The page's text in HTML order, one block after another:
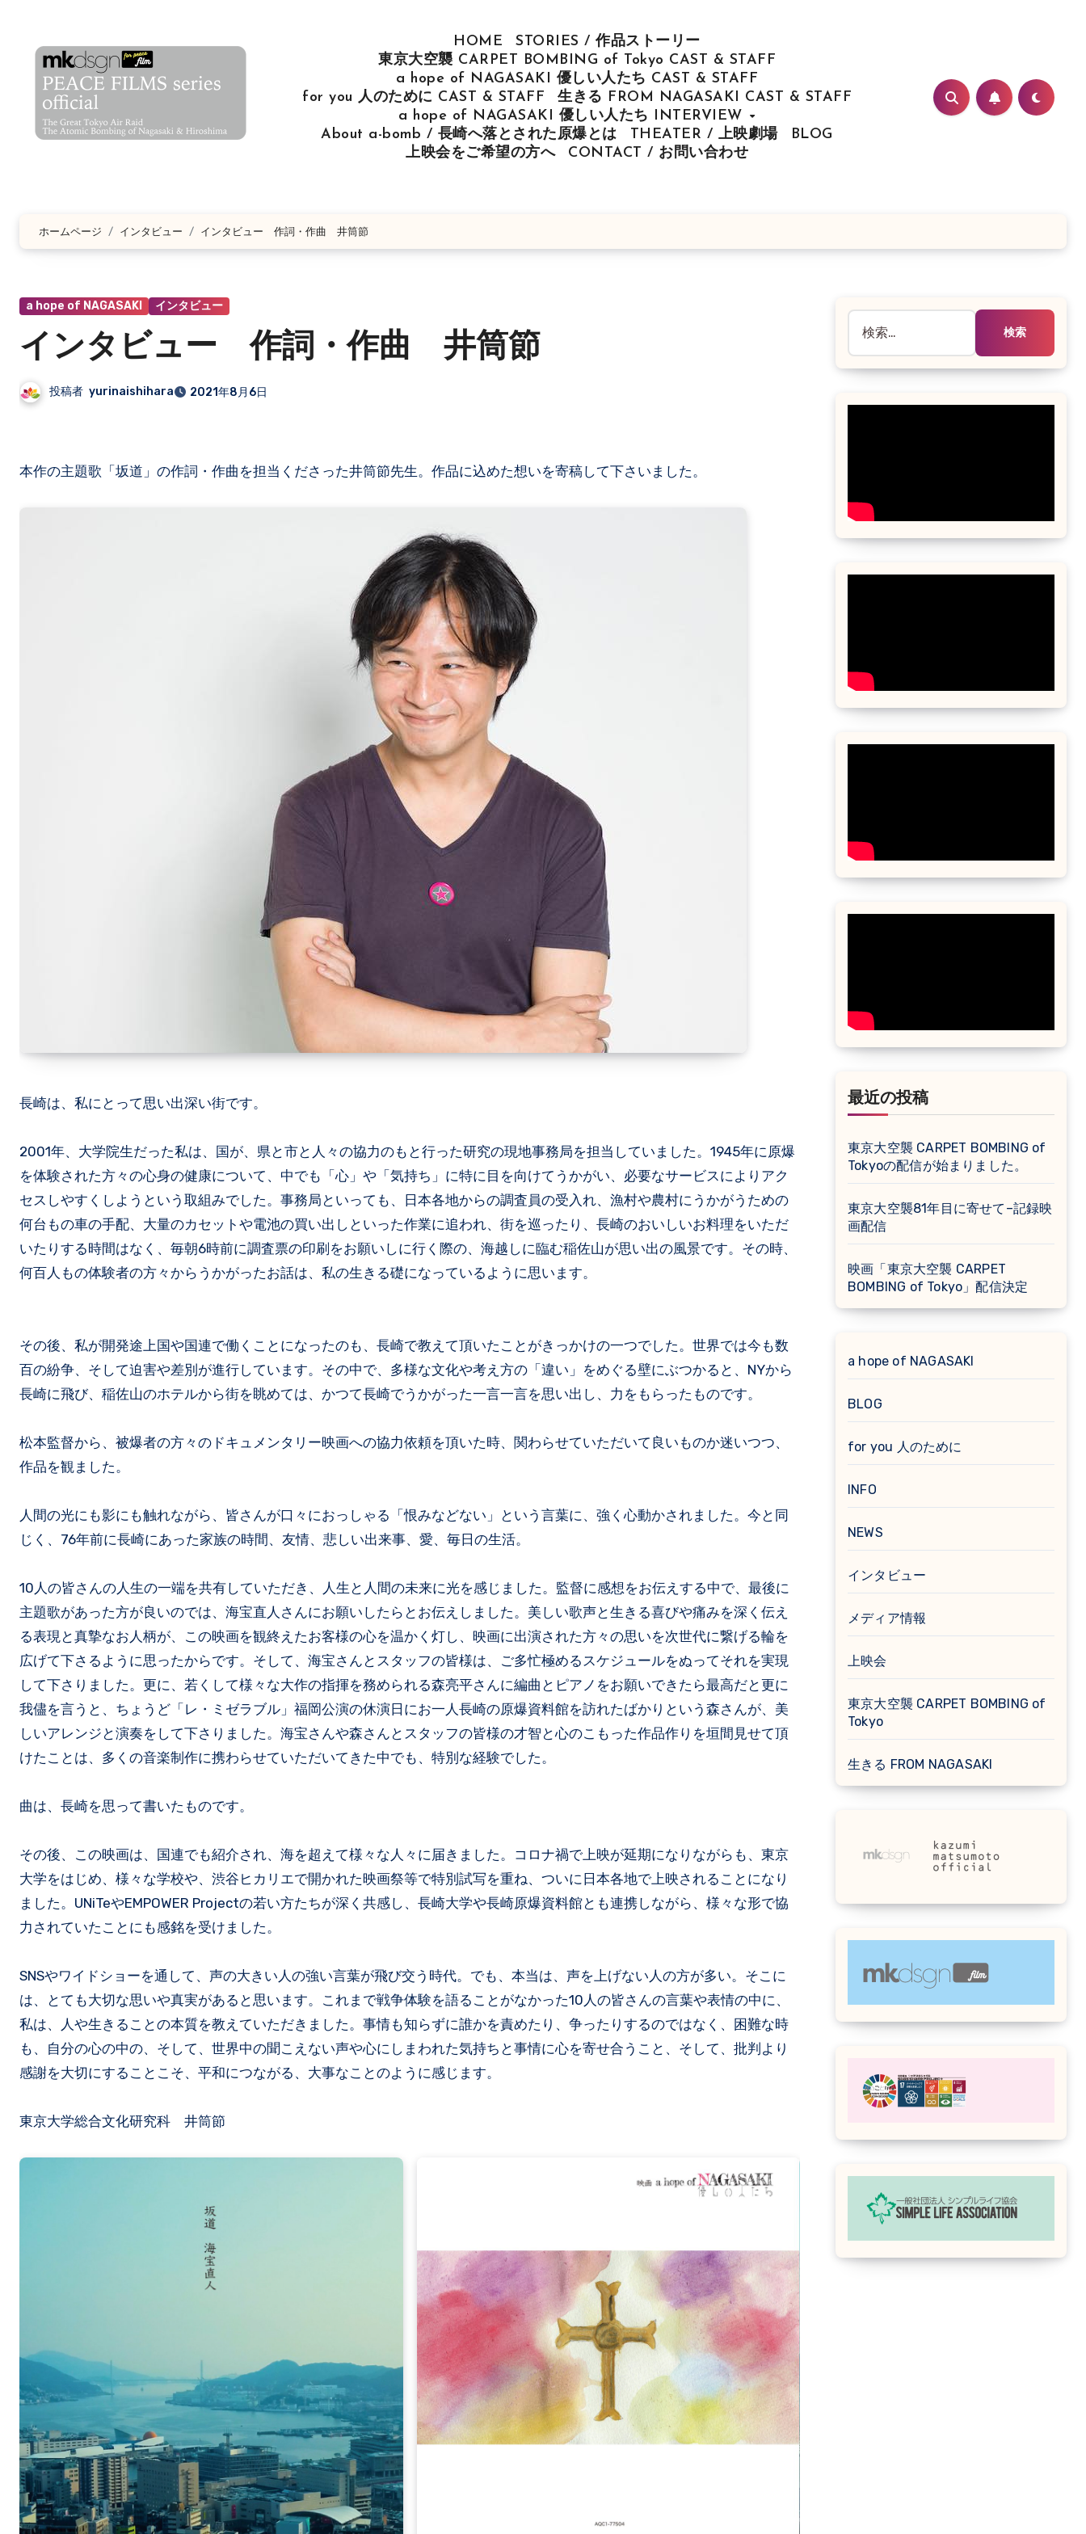
HOME
STORIES / 作品ストーリー
東京大空襲 CARPET BOMBING of Tokyo CAST & STAFF
a hope of NAGASAKI 優しい人たち CAST & STAFF
for you 人のために CAST & STAFF
生きる FROM NAGASAKI CAST & STAFF
a hope of NAGASAKI 優しい人たち INTERVIEW
About a-bomb / 長崎へ落とされた原爆とは
THEATER / 上映劇場
BLOG
上映会をご希望の方へ
CONTACT / お問い合わせ
ホームページ インタビュー インタビュー 作詞・作曲 井筒節
a hope of NAGASAKI インタビュー
インタビュー 作詞・作曲 井筒節
投稿者 yurinaishihara 2021年8月6日
本作の主題歌「坂道」の作詞・作曲を担当くださった井筒節先生。作品に込めた想いを寄稿して下さいました。
長崎は、私にとって思い出深い街です。
2001年、大学院生だった私は、国が、県と市と人々の協力のもと行った研究の現地事務局を担当していました。1945年に原爆
を体験された方々の心身の健康について、中でも「心」や「気持ち」に特に目を向けてうかがい、必要なサービスによりアク
セスしやすくしようという取組みでした。事務局といっても、日本各地からの調査員の受入れ、漁村や農村にうかがうための
何台もの車の手配、大量のカセットや電池の買い出しといった作業に追われ、街を巡ったり、長崎のおいしいお料理をいただ
いたりする時間はなく、毎朝6時前に調査票の印刷をお願いしに行く際の、海越しに臨む稲佐山が思い出の風景です。その時、
何百人もの体験者の方々からうかがったお話は、私の生きる礎になっているように思います。
その後、私が開発途上国や国連で働くことになったのも、長崎で教えて頂いたことがきっかけの一つでした。世界では今も数
百の紛争、そして迫害や差別が進行しています。その中で、多様な文化や考え方の「違い」をめぐる壁にぶつかると、NYから
長崎に飛び、稲佐山のホテルから街を眺めては、かつて長崎でうかがった一言一言を思い出し、力をもらったものです。
松本監督から、被爆者の方々のドキュメンタリー映画への協力依頼を頂いた時、関わらせていただいて良いものか迷いつつ、
作品を観ました。
人間の光にも影にも触れながら、皆さんが口々におっしゃる「恨みなどない」という言葉に、強く心動かされました。今と同
じく、76年前に長崎にあった家族の時間、友情、悲しい出来事、愛、毎日の生活。
10人の皆さんの人生の一端を共有していただき、人生と人間の未来に光を感じました。監督に感想をお伝えする中で、最後に
主題歌があった方が良いのでは、海宝直人さんにお願いしたらとお伝えしました。美しい歌声と生きる喜びや痛みを深く伝え
る表現と真摯なお人柄が、この映画を観終えたお客様の心を温かく灯し、映画に出演された方々の思いを次世代に繋げる輪を
広げて下さるように思ったからです。そして、海宝さんとスタッフの皆様は、ご多忙極めるスケジュールをぬってそれを実現
して下さりました。更に、若くして様々な大作の指揮を務められる森亮平さんに編曲とピアノをお願いできたら最高だと更に
我儘を言うと、ちょうど「レ・ミゼラブル」福岡公演の休演日にお一人長崎の原爆資料館を訪れたばかりという森さんが、美
しいアレンジと演奏をして下さりました。海宝さんや森さんとスタッフの皆様の才智と心のこもった作品作りを垣間見せて頂
けたことは、多くの音楽制作に携わらせていただいてきた中でも、特別な経験でした。
曲は、長崎を思って書いたものです。
その後、この映画は、国連でも紹介され、海を超えて様々な人々に届きました。コロナ禍で上映が延期になりながらも、東京
大学をはじめ、様々な学校や、渋谷ヒカリエで開かれた映画祭等で特別試写を重ね、ついに日本各地で上映されることになり
ました。UNiTeやEMPOWER Projectの若い方たちが深く共感し、長崎大学や長崎原爆資料館とも連携しながら、様々な形で協
力されていたことにも感銘を受けました。
SNSやワイドショーを通して、声の大きい人の強い言葉が飛び交う時代。でも、本当は、声を上げない人の方が多い。そこに
は、とても大切な思いや真実があると思います。これまで戦争体験を語ることがなかった10人の皆さんの言葉や表情の中に、
私は、人や生きることの本質を教えていただきました。事情も知らずに誰かを責めたり、争ったりするのではなく、困難な時
も、自分の心の中の、そして、世界中の聞こえない声や心にしまわれた気持ちと事情に心を寄せ合うこと、そして、批判より
感謝を大切にすることこそ、平和につながる、大事なことのように感じます。
東京大学総合文化研究科 井筒節
最近の投稿
東京大空襲 CARPET BOMBING of
Tokyoの配信が始まりました。
東京大空襲81年目に寄せて–記録映
画配信
映画「東京大空襲 CARPET
BOMBING of Tokyo」配信決定
a hope of NAGASAKI
BLOG
for you 人のために
INFO
NEWS
インタビュー
メディア情報
上映会
東京大空襲 CARPET BOMBING of
Tokyo
生きる FROM NAGASAKI